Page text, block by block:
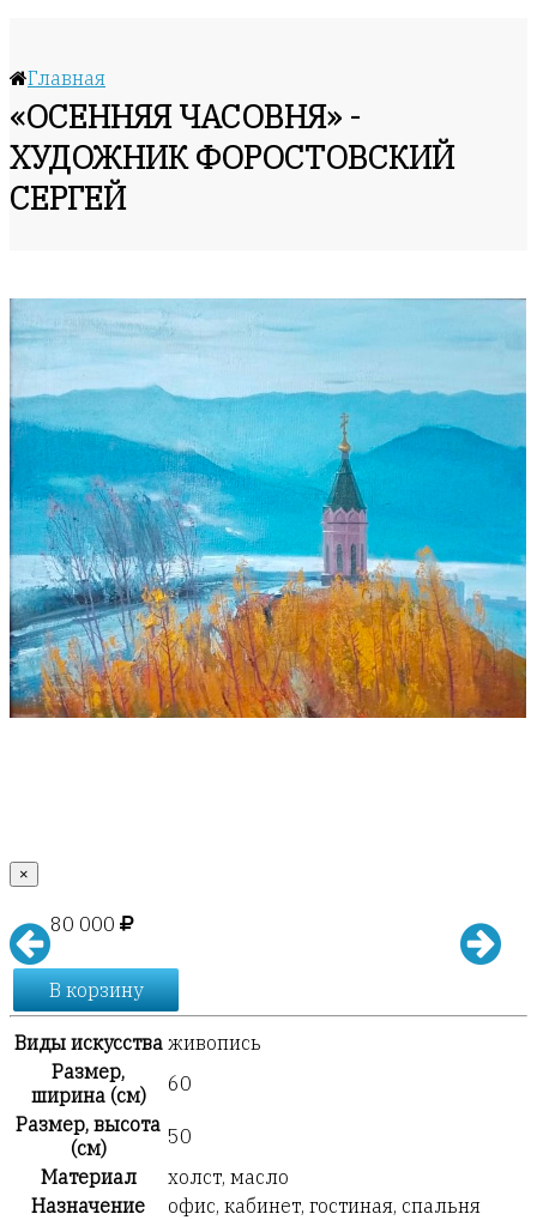
Главная
«ОСЕННЯЯ ЧАСОВНЯ» -
ХУДОЖНИК ФОРОСТОВСКИЙ
СЕРГЕЙ
×
80 000
В корзину
Виды искусства живопись
Размер,
ширина (см)
60
Размер, высота
(см)
50
Материал
холст, масло
Назначение
офис, кабинет, гостиная, спальня